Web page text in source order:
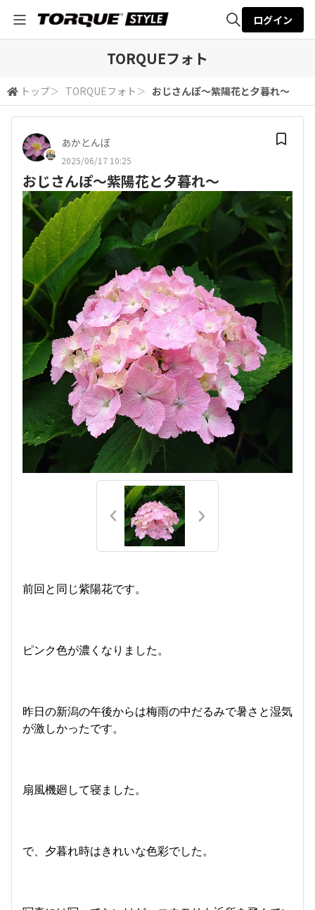
検索
ログイン
TORQUEフォト
トップ＞ TORQUEフォト ＞ おじさんぽ〜紫陽花と夕暮れ〜
あかとんぼ
2025/06/17 10:25
おじさんぽ〜紫陽花と夕暮れ〜
前回と同じ紫陽花です。
ピンク色が濃くなりました。
昨日の新潟の午後からは梅雨の中だるみで暑さと湿気
が激しかったです。
扇風機廻して寝ました。
で、夕暮れ時はきれいな色彩でした。